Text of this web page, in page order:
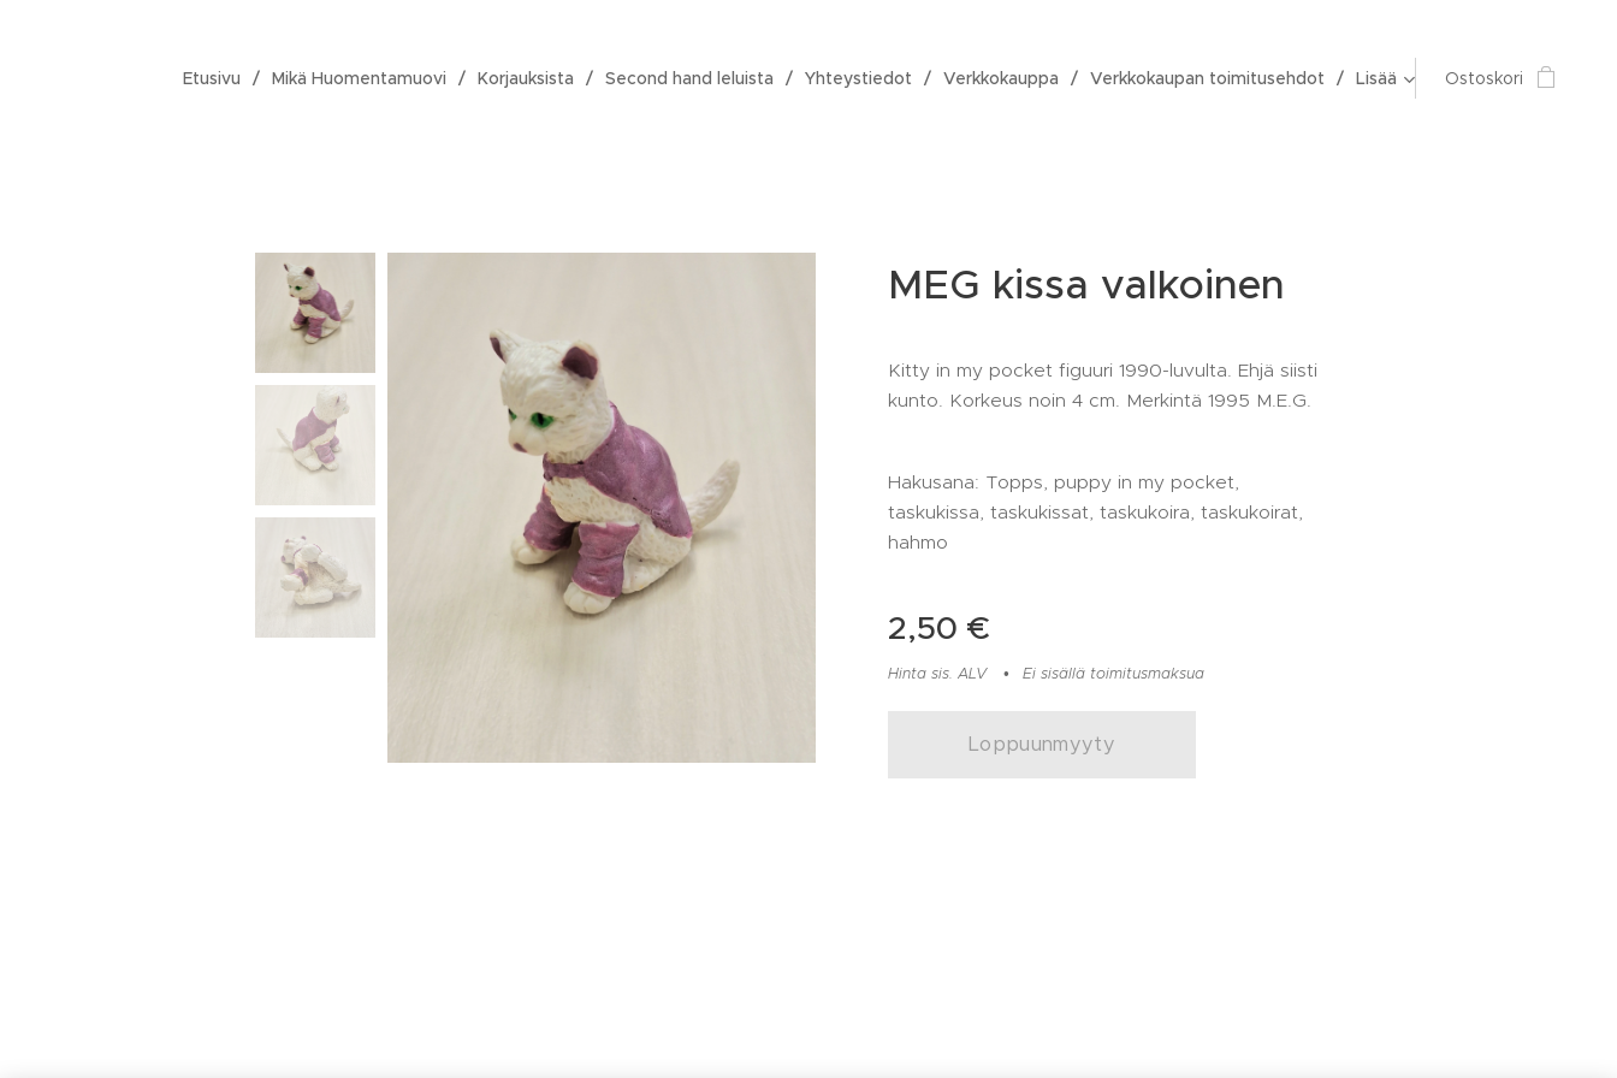
Etusivu Mikä Huomentamuovi Korjauksista Second hand leluista Yhteystiedot Verkkokauppa Verkkokaupan toimitusehdot Lisää Ostoskori
MEG kissa valkoinen
Kitty in my pocket figuuri 1990-luvulta. Ehjä siisti
kunto. Korkeus noin 4 cm. Merkintä 1995 M.E.G.
Hakusana: Topps, puppy in my pocket,
taskukissa, taskukissat, taskukoira, taskukoirat,
hahmo
2,50 €
Hinta sis. ALV Ei sisällä toimitusmaksua
Loppuunmyyty